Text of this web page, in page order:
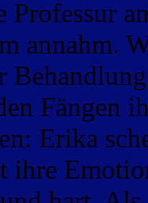
Professur
annahm.
Fängen
Erika
ihre